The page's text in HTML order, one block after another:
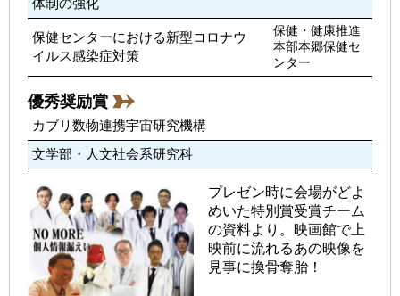
体制の強化
保健センターにおける新型コロナウ
イルス感染症対策
保健・健康推進
本部本郷保健セ
ンター
優秀奨励賞
カブリ数物連携宇宙研究機構
文学部・人文社会系研究科
プレゼン時に会場がどよ
めいた特別賞受賞チーム
の資料より。映画館で上
映前に流れるあの映像を
見事に換骨奪胎！